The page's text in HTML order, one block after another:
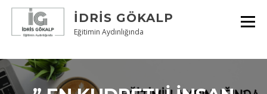
Skip
content
İDRIS GÖKALP
Eğitimin Aydınlığında